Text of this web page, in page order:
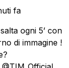
fa
ogni 5’ con
di immagine !